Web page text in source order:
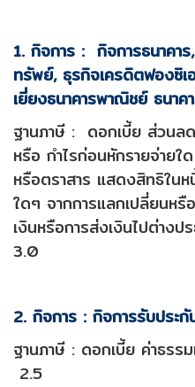
1. กิจการ : กิจการธนาคา
ทรัพย์, ธุรกิจเครดิตฟองซิเ
เยี่ยงธนาคารพาณิชย์ ธนา
ฐานภาษี : ดอกเบี้ย ส่วนล
หรือ กำไรก่อนหักรายจ่ายใ
หรือตราสาร แสดงสิทธิใน
ใดๆ จากการแลกเปลี่ยนหรื
เงินหรือการส่งเงินไปต่าง
3.0
2. กิจการ : กิจการรับประ
ฐานภาษี : ดอกเบี้ย ค่าธรร
2.5